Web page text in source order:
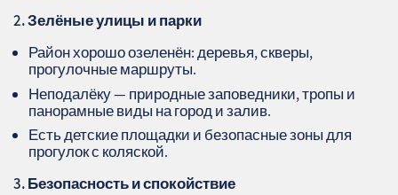
2. Зелёные улицы и парки
Район хорошо озеленён: деревья, скверы,
прогулочные маршруты.
Неподалёку — природные заповедники, тропы и
панорамные виды на город и залив.
Есть детские площадки и безопасные зоны для
прогулок с коляской.
3. Безопасность и спокойствие